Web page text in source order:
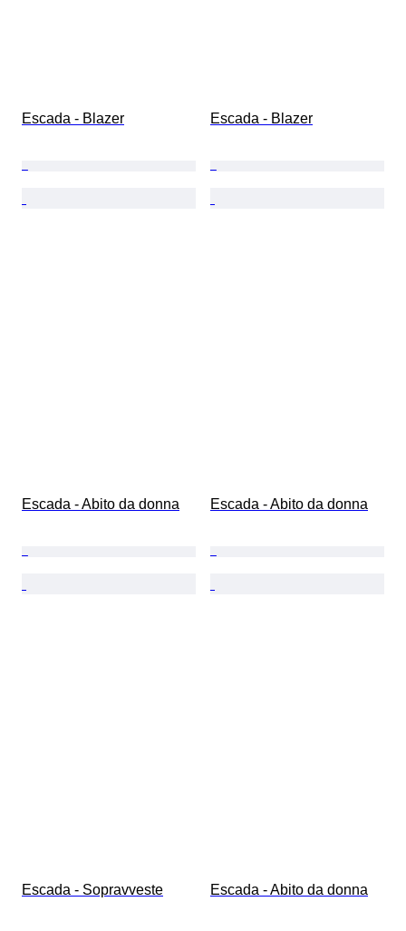
Escada - Blazer Escada - Blazer
Escada - Abito da donna Escada - Abito da donna
Escada - Sopravveste Escada - Abito da donna